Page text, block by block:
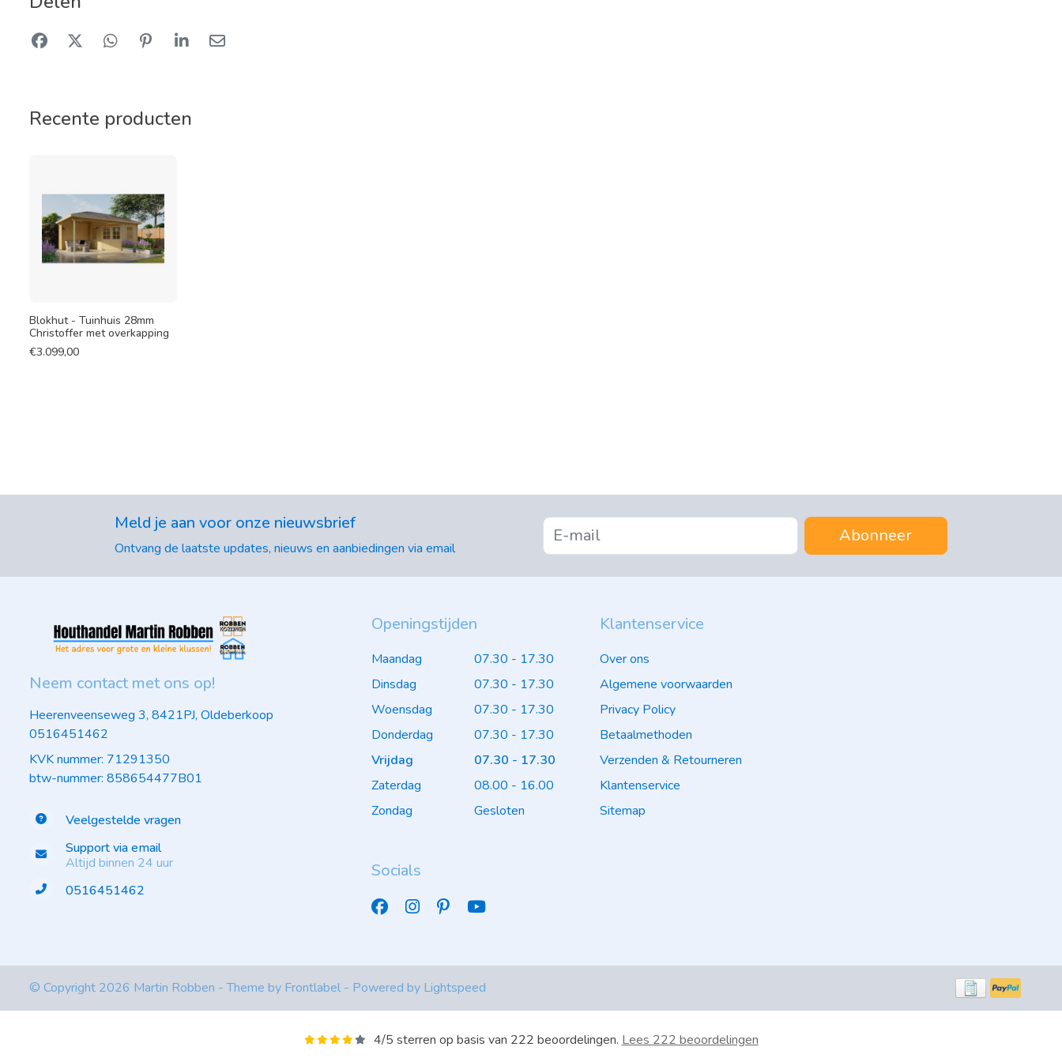
Recente producten
Blokhut - Tuinhuis 28mm
Christoffer met overkapping
€3.099,00
Meld je aan voor onze nieuwsbrief
Ontvang de laatste updates, nieuws en aanbiedingen via email
Abonneer
Neem contact met ons op!
Heerenveenseweg 3, 8421PJ, Oldeberkoop
0516451462
KVK nummer: 71291350
btw-nummer: 858654477B01
Veelgestelde vragen
Support via email
Altijd binnen 24 uur
0516451462
Openingstijden
Maandag
07.30 - 17.30
Dinsdag
07.30 - 17.30
Woensdag
07.30 - 17.30
Donderdag
07.30 - 17.30
Vrijdag
07.30 - 17.30
Zaterdag
08.00 - 16.00
Zondag
Gesloten
Socials
Klantenservice
Over ons
Algemene voorwaarden
Privacy Policy
Betaalmethoden
Verzenden & Retourneren
Klantenservice
Sitemap
© Copyright 2026 Martin Robben - Theme by Frontlabel - Powered by Lightspeed
4/5 sterren op basis van 222 beoordelingen.Lees 222 beoordelingen